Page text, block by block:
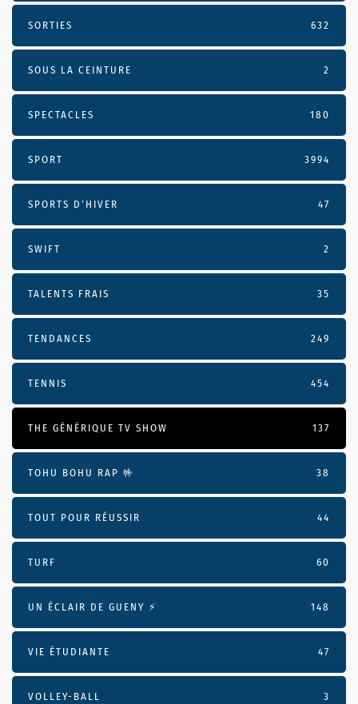
SORTIES 632
SOUS LA CEINTURE 2
SPECTACLES 180
SPORT 3994
SPORTS D'HIVER 47
SWIFT 2
TALENTS FRAIS 35
TENDANCES 249
TENNIS 454
THE GÉNÉRIQUE TV SHOW 137
TOHU BOHU RAP 🤟 38
TOUT POUR RÉUSSIR 44
TURF 60
UN ÉCLAIR DE GUENY ⚡️ 148
VIE ÉTUDIANTE 47
VOLLEY-BALL 3